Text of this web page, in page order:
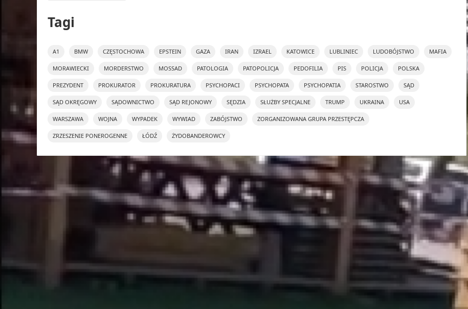
Tagi
A1 BMW CZĘSTOCHOWA EPSTEIN GAZA IRAN IZRAEL KATOWICE LUBLINIEC LUDOBÓJSTWO MAFIA
MORAWIECKI MORDERSTWO MOSSAD PATOLOGIA PATOPOLICJA PEDOFILIA PIS POLICJA POLSKA
PREZYDENT PROKURATOR PROKURATURA PSYCHOPACI PSYCHOPATA PSYCHOPATIA STAROSTWO SĄD
SĄD OKRĘGOWY SĄDOWNICTWO SĄD REJONOWY SĘDZIA SŁUŻBY SPECJALNE TRUMP UKRAINA USA
WARSZAWA WOJNA WYPADEK WYWIAD ZABÓJSTWO ZORGANIZOWANA GRUPA PRZESTĘPCZA
ZRZESZENIE PONEROGENNE ŁÓDŹ ŻYDOBANDEROWCY